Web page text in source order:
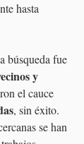
hasta
búsqueda fue
y
el cauce
, sin éxito.
se han